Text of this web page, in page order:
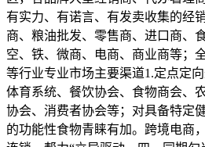
有实力、有诺言、有发卖收集的经
商、粮油批发、零售商、进口商、
空、铁、微商、电商、商业商等；
等行业专业市场主要渠道1.定点定
体育系统、餐饮协会、食物商会、
协会、消费者协会等；对具备特定
的功能性食物青睐有加。跨境电商